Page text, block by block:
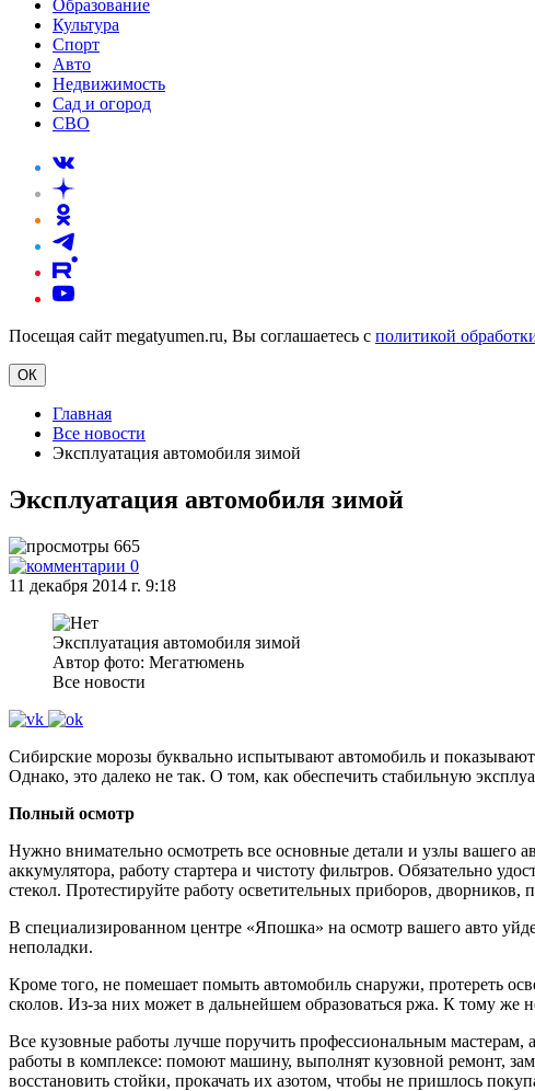
Образование
Культура
Спорт
Авто
Недвижимость
Сад и огород
СВО
Посещая сайт megatyumen.ru, Вы соглашаетесь с политикой
ОК
Главная
Все новости
Эксплуатация автомобиля зимой
Эксплуатация автомобиля зимой
665
0
11 декабря 2014 г. 9:18
Эксплуатация автомобиля зимой
Автор фото: Мегатюмень
Все новости
Сибирские морозы буквально испытывают автомобиль и
Однако, это далеко не так. О том, как обеспечить стабильную
Полный осмотр
Нужно внимательно осмотреть все основные детали и узлы вашего
аккумулятора, работу стартера и чистоту фильтров. Обязательно
стекол. Протестируйте работу осветительных приборов, дворников,
В специализированном центре «Япошка» на осмотр вашего авто
неполадки.
Кроме того, не помешает помыть автомобиль снаружи, протереть
сколов. Из-за них может в дальнейшем образоваться ржа. К тому же
Все кузовные работы лучше поручить профессиональным
работы в комплексе: помоют машину, выполнят кузовной ремонт,
восстановить стойки, прокачать их азотом, чтобы не пришлось